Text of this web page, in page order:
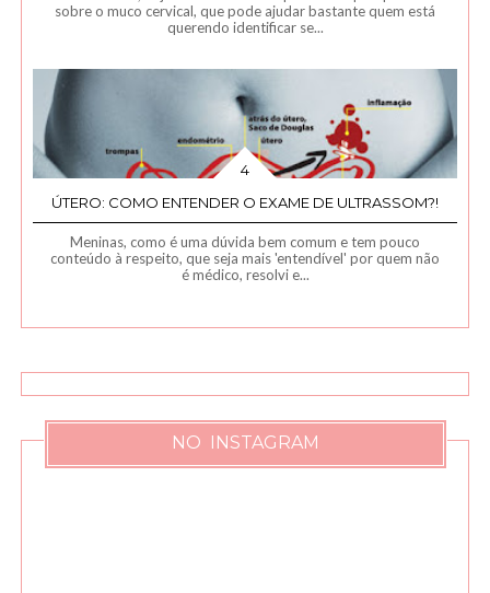
sobre o muco cervical, que pode ajudar bastante quem está
querendo identificar se...
ÚTERO: COMO ENTENDER O EXAME DE ULTRASSOM?!
Meninas, como é uma dúvida bem comum e tem pouco
conteúdo à respeito, que seja mais 'entendível' por quem não
é médico, resolvi e...
NO INSTAGRAM